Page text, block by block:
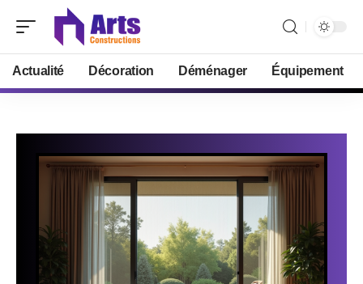
Actualité Décoration Déménager Équipement